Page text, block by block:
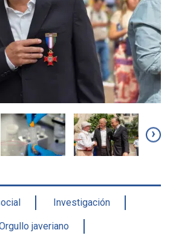
›
Investigación
javeriano